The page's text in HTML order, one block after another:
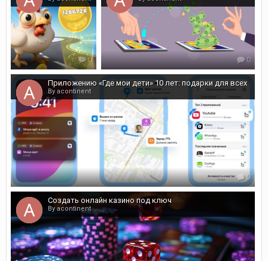
0 0
Приложению «Где мои дети» 10 лет: подарки для всех
By acontinent
0
Создать онлайн казино под ключ
By acontinent